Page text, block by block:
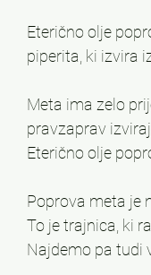
Eterično olje
piperita, ki izvira
Meta ima zelo
pravzaprav
Eterično olje
Poprova meta je
To je trajnica, ki
Najdemo pa tudi